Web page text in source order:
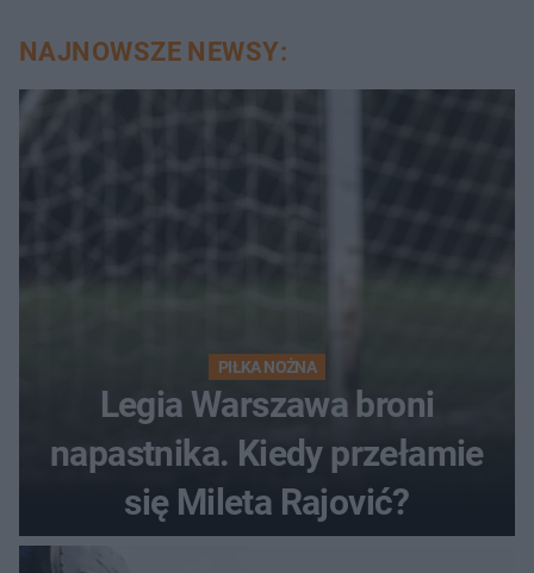
NAJNOWSZE NEWSY:
PIŁKA NOŻNA
Legia Warszawa broni
napastnika. Kiedy przełamie
się Mileta Rajović?